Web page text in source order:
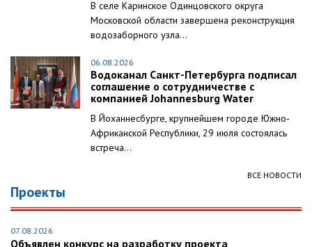
В селе Каринское Одинцовского округа
Московской области завершена реконструкция
водозаборного узла...
06.08.2026
Водоканал Санкт-Петербурга подписал
соглашение о сотрудничестве с
компанией Johannesburg Water
В Йоханнесбурге, крупнейшем городе Южно-
Африканской Республики, 29 июля состоялась
встреча...
ВСЕ НОВОСТИ
Проекты
07.08.2026
Объявлен конкурс на разработку проекта